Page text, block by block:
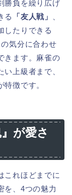
勝負を繰り広げ
る 「友人戦」
したりできる
気分に合わせ
きます。麻雀の
上級者まで、
徴です。
が愛さ
これほどまでに
を、4つの魅力